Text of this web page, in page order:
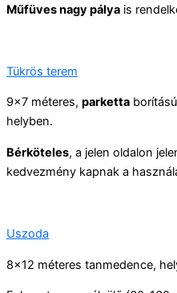
Műfüves nagy pálya is
Tükrös terem
9×7 méteres, parketta
helyben.
Bérköteles, a jelen oldalon
kedvezmény kapnak a
Uszoda
8×12 méteres tanmedence,